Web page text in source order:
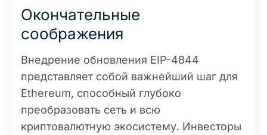
Окончательные
соображения
Внедрение обновления EIP-4844
представляет собой важнейший шаг для
Ethereum, способный глубоко
преобразовать сеть и всю
криптовалютную экосистему. Инвесторы